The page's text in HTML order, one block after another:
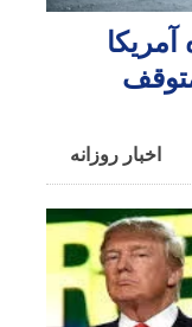
اخبار روزانه